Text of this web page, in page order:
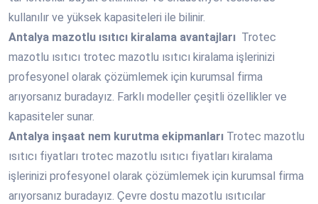
kullanılır ve yüksek kapasiteleri ile bilinir.
Antalya mazotlu ısıtıcı kiralama avantajları Trotec
mazotlu ısıtıcı trotec mazotlu ısıtıcı kiralama işlerinizi
profesyonel olarak çözümlemek için kurumsal firma
arıyorsanız buradayız. Farklı modeller çeşitli özellikler ve
kapasiteler sunar.
Antalya inşaat nem kurutma ekipmanları Trotec mazotlu
ısıtıcı fiyatları trotec mazotlu ısıtıcı fiyatları kiralama
işlerinizi profesyonel olarak çözümlemek için kurumsal firma
arıyorsanız buradayız. Çevre dostu mazotlu ısıtıcılar